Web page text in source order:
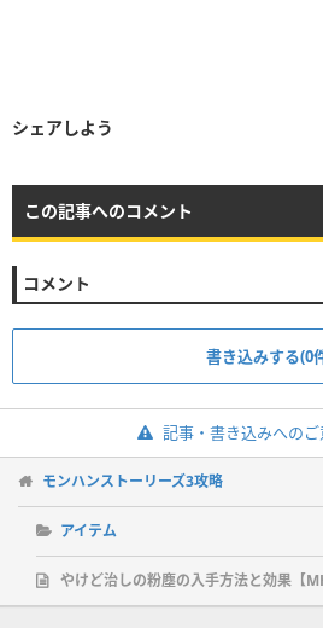
シェアしよう
この記事へのコメント
コメント
書き込みする(0
記事・書き込みへの
モンハンストーリーズ3攻略
アイテム
やけど治しの粉塵の入手方法と効果【